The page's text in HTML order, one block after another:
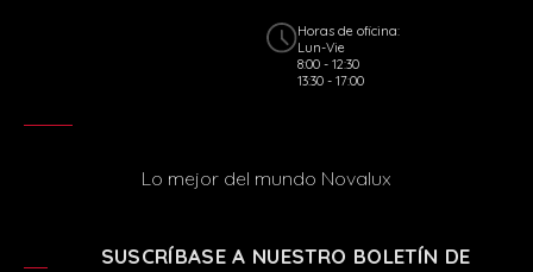
Horas de oficina:
Lun-Vie
8:00 - 12:30
13:30 - 17:00
Lo mejor del mundo Novalux
SUSCRÍBASE A NUESTRO BOLETÍN DE